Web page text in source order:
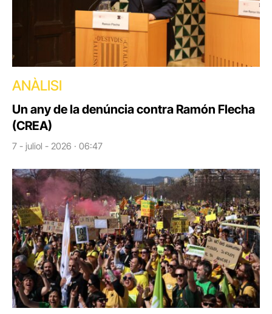
ANÀLISI
Un any de la denúncia contra Ramón Flecha
(CREA)
7 - juliol - 2026 · 06:47